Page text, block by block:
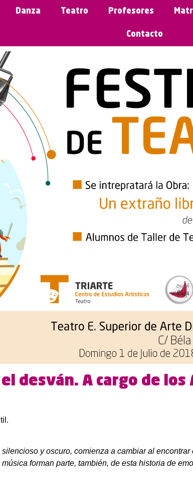
Danza Teatro Profesores
Contacto
desván. A cargo de los
y oscuro, comienza a cambiar al
forman parte, también, de esta historia de